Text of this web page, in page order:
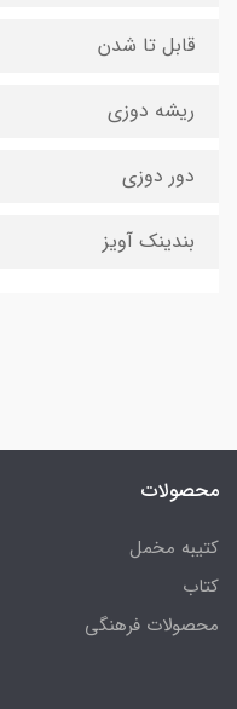
قابل تا شدن
ریشه دوزی
دور دوزی
بندینک آویز
محصولات
کتیبه مخمل
کتاب
محصولات فرهنگی